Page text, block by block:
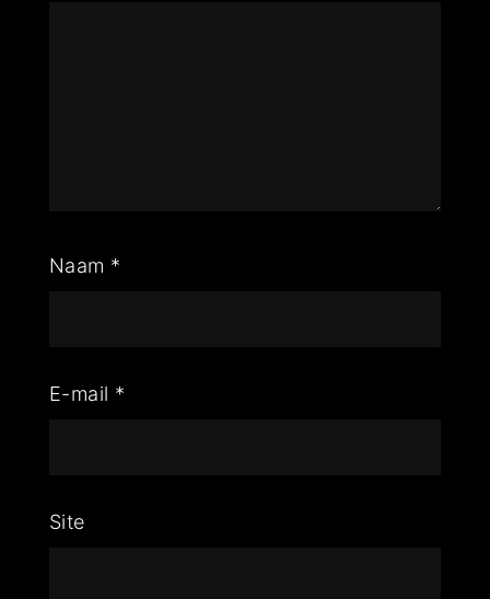
Naam *
E-mail *
Site